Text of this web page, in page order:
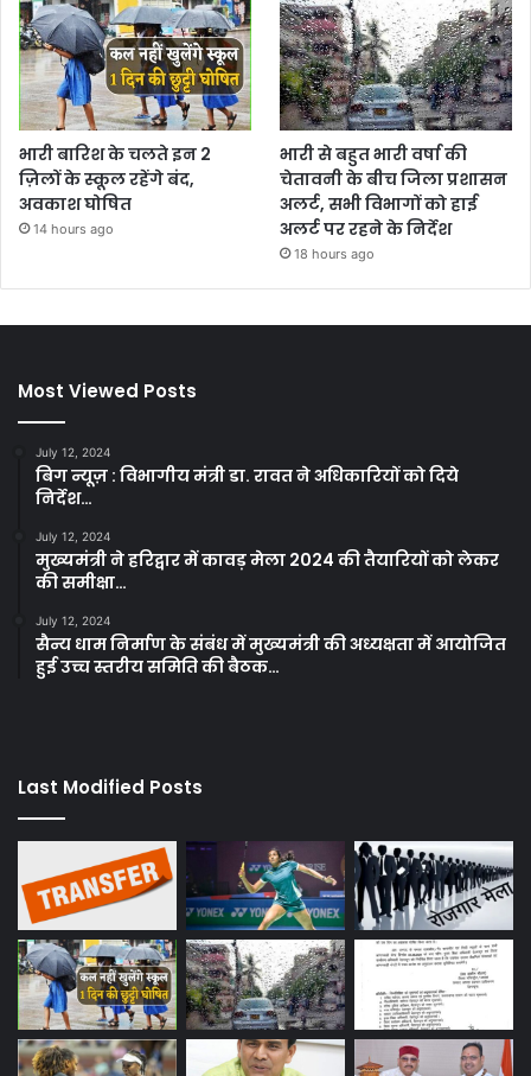
भारी बारिश के चलते इन 2
ज़िलों के स्कूल रहेंगे बंद,
अवकाश घोषित
14 hours ago
भारी से बहुत भारी वर्षा की
चेतावनी के बीच जिला प्रशासन
अलर्ट, सभी विभागों को हाई
अलर्ट पर रहने के निर्देश
18 hours ago
Most Viewed Posts
July 12, 2024
बिग न्यूज़ : विभागीय मंत्री डा. रावत ने अधिकारियों को दिये
निर्देश…
July 12, 2024
मुख्यमंत्री ने हरिद्वार में कावड़ मेला 2024 की तैयारियों को लेकर
की समीक्षा…
July 12, 2024
सैन्य धाम निर्माण के संबंध में मुख्यमंत्री की अध्यक्षता में आयोजित
हुई उच्च स्तरीय समिति की बैठक…
Last Modified Posts